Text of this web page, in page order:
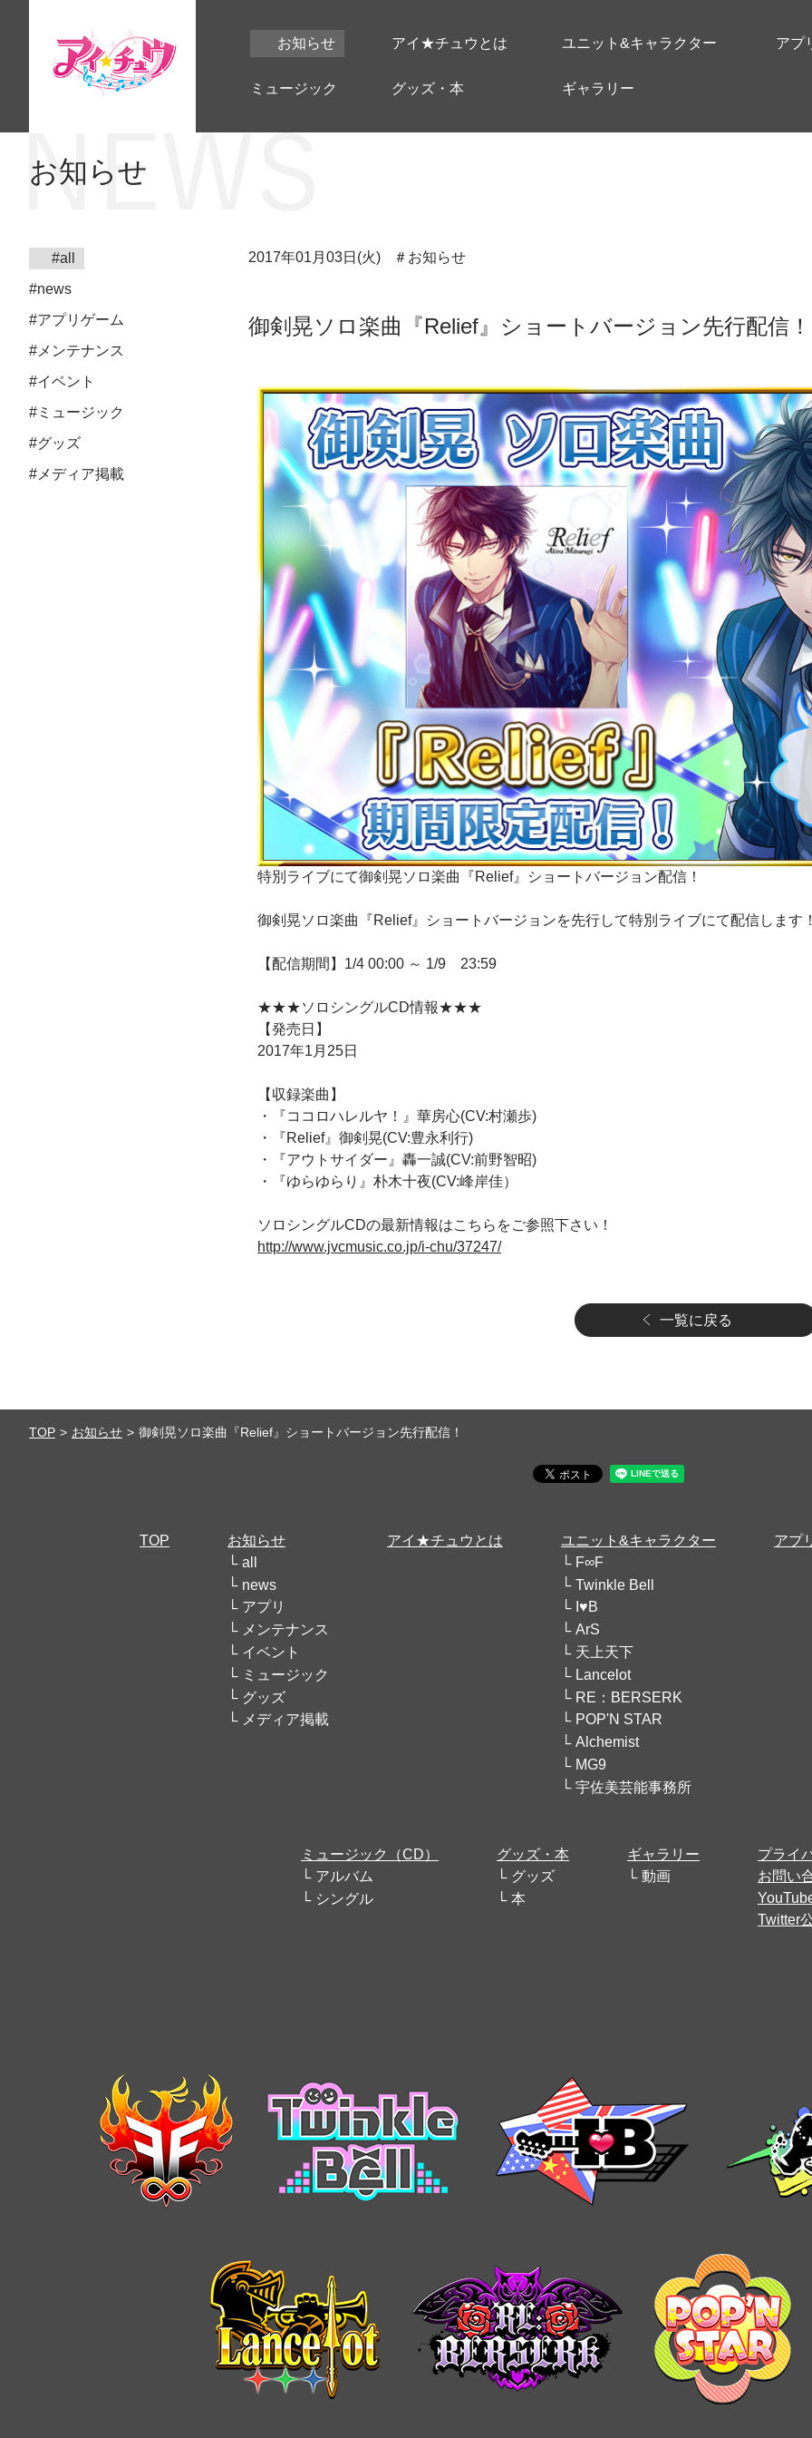
お知らせ アイ★チュウとは ユニット&キャラクター アプ
ミュージック グッズ・本 ギャラリー
お知らせ
#all
#news
#アプリゲーム
#メンテナンス
#イベント
#ミュージック
#グッズ
#メディア掲載
2017年01月03日(火) ＃お知らせ
御剣晃ソロ楽曲『Relief』ショートバージョン先行配信！
特別ライブにて御剣晃ソロ楽曲『Relief』ショートバージョン配信！
御剣晃ソロ楽曲『Relief』ショートバージョンを先行して特別ライブにて配信します
【配信期間】1/4 00:00 ～ 1/9 23:59
★★★ソロシングルCD情報★★★
【発売日】
2017年1月25日
【収録楽曲】
・『ココロハレルヤ！』華房心(CV:村瀬歩)
・『Relief』御剣晃(CV:豊永利行)
・『アウトサイダー』轟一誠(CV:前野智昭)
・『ゆらゆらり』朴木十夜(CV:峰岸佳）
ソロシングルCDの最新情報はこちらをご参照下さい！
http://www.jvcmusic.co.jp/i-chu/37247/
一覧に戻る
TOP お知らせ 御剣晃ソロ楽曲『Relief』ショートバージョン先行配信！
TOP
お知らせ
all
news
アプリ
メンテナンス
イベント
ミュージック
グッズ
メディア掲載
アイ★チュウとは
ユニット&キャラクター
F∞F
Twinkle Bell
I♥B
ArS
天上天下
Lancelot
RE：BERSERK
POP'N STAR
Alchemist
MG9
宇佐美芸能事務所
アプ
ミュージック（CD）
アルバム
シングル
グッズ・本
グッズ
本
ギャラリー
動画
プライ
お問い
Twitter